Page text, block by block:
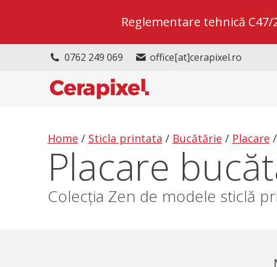
0762 249 069 office[at]cerapixel.ro
Home / Sticla printata / Bucătărie / Placare /
Placare
Colecția Zen de modele sticlă
Reglementare tehnică